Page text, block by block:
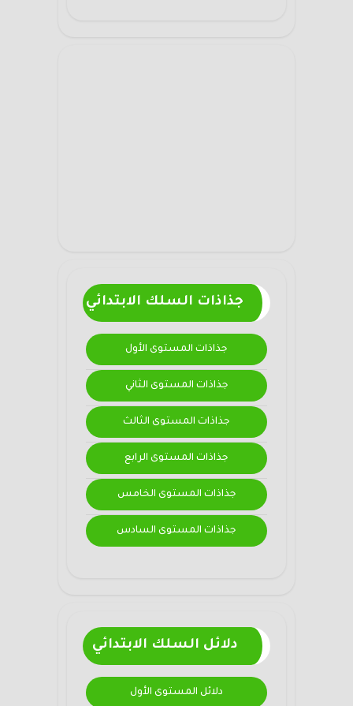
جذاذات السلك الابتدائي
جذاذات المستوى الأول
جذاذات المستوى الثاني
جذاذات المستوى الثالث
جذاذات المستوى الرابع
جذاذات المستوى الخامس
جذاذات المستوى السادس
دلائل السلك الابتدائي
دلائل المستوى الأول